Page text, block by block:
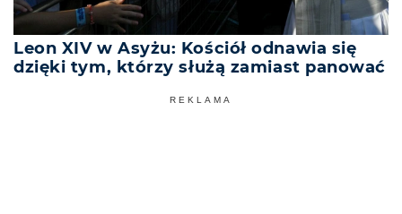
Leon XIV w Asyżu: Kościół odnawia się
dzięki tym, którzy służą zamiast panować
REKLAMA